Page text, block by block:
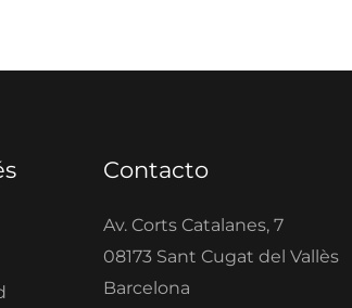
Contacto
Av. Corts Catalanes, 7
08173 Sant Cugat del Vallès
Barcelona